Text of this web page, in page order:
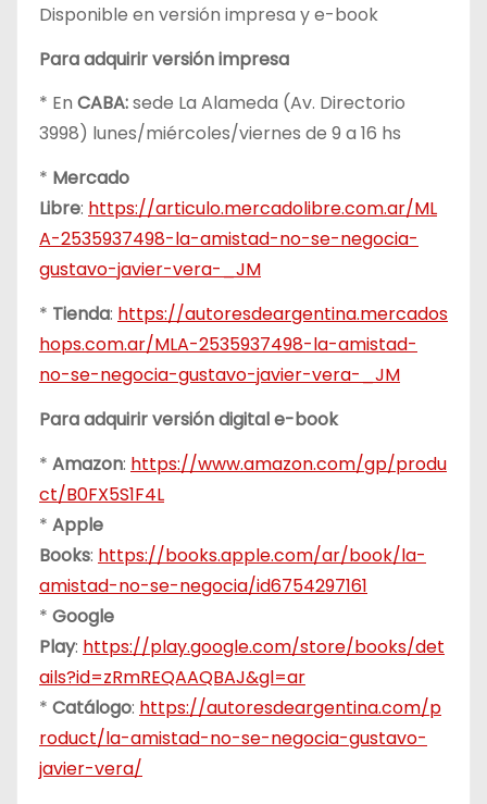
Disponible en versión impresa y e-book
Para adquirir versión impresa
* En CABA:sede La Alameda (Av. Directorio
3998) lunes/miércoles/viernes de 9 a 16 hs
* Mercado
Libre: https://articulo.mercadolibre.com.ar/ML
A-2535937498-la-amistad-no-se-negocia-
gustavo-javier-vera-_JM
* Tienda: https://autoresdeargentina.mercados
hops.com.ar/MLA-2535937498-la-amistad-
no-se-negocia-gustavo-javier-vera-_JM
Para adquirir versión digital e-book
* Amazon: https://www.amazon.com/gp/produ
ct/B0FX5S1F4L
* Apple
Books: https://books.apple.com/ar/book/la-
amistad-no-se-negocia/id6754297161
* Google
Play: https://play.google.com/store/books/det
ails?id=zRmREQAAQBAJ&gl=ar
* Catálogo: https://autoresdeargentina.com/p
roduct/la-amistad-no-se-negocia-gustavo-
javier-vera/